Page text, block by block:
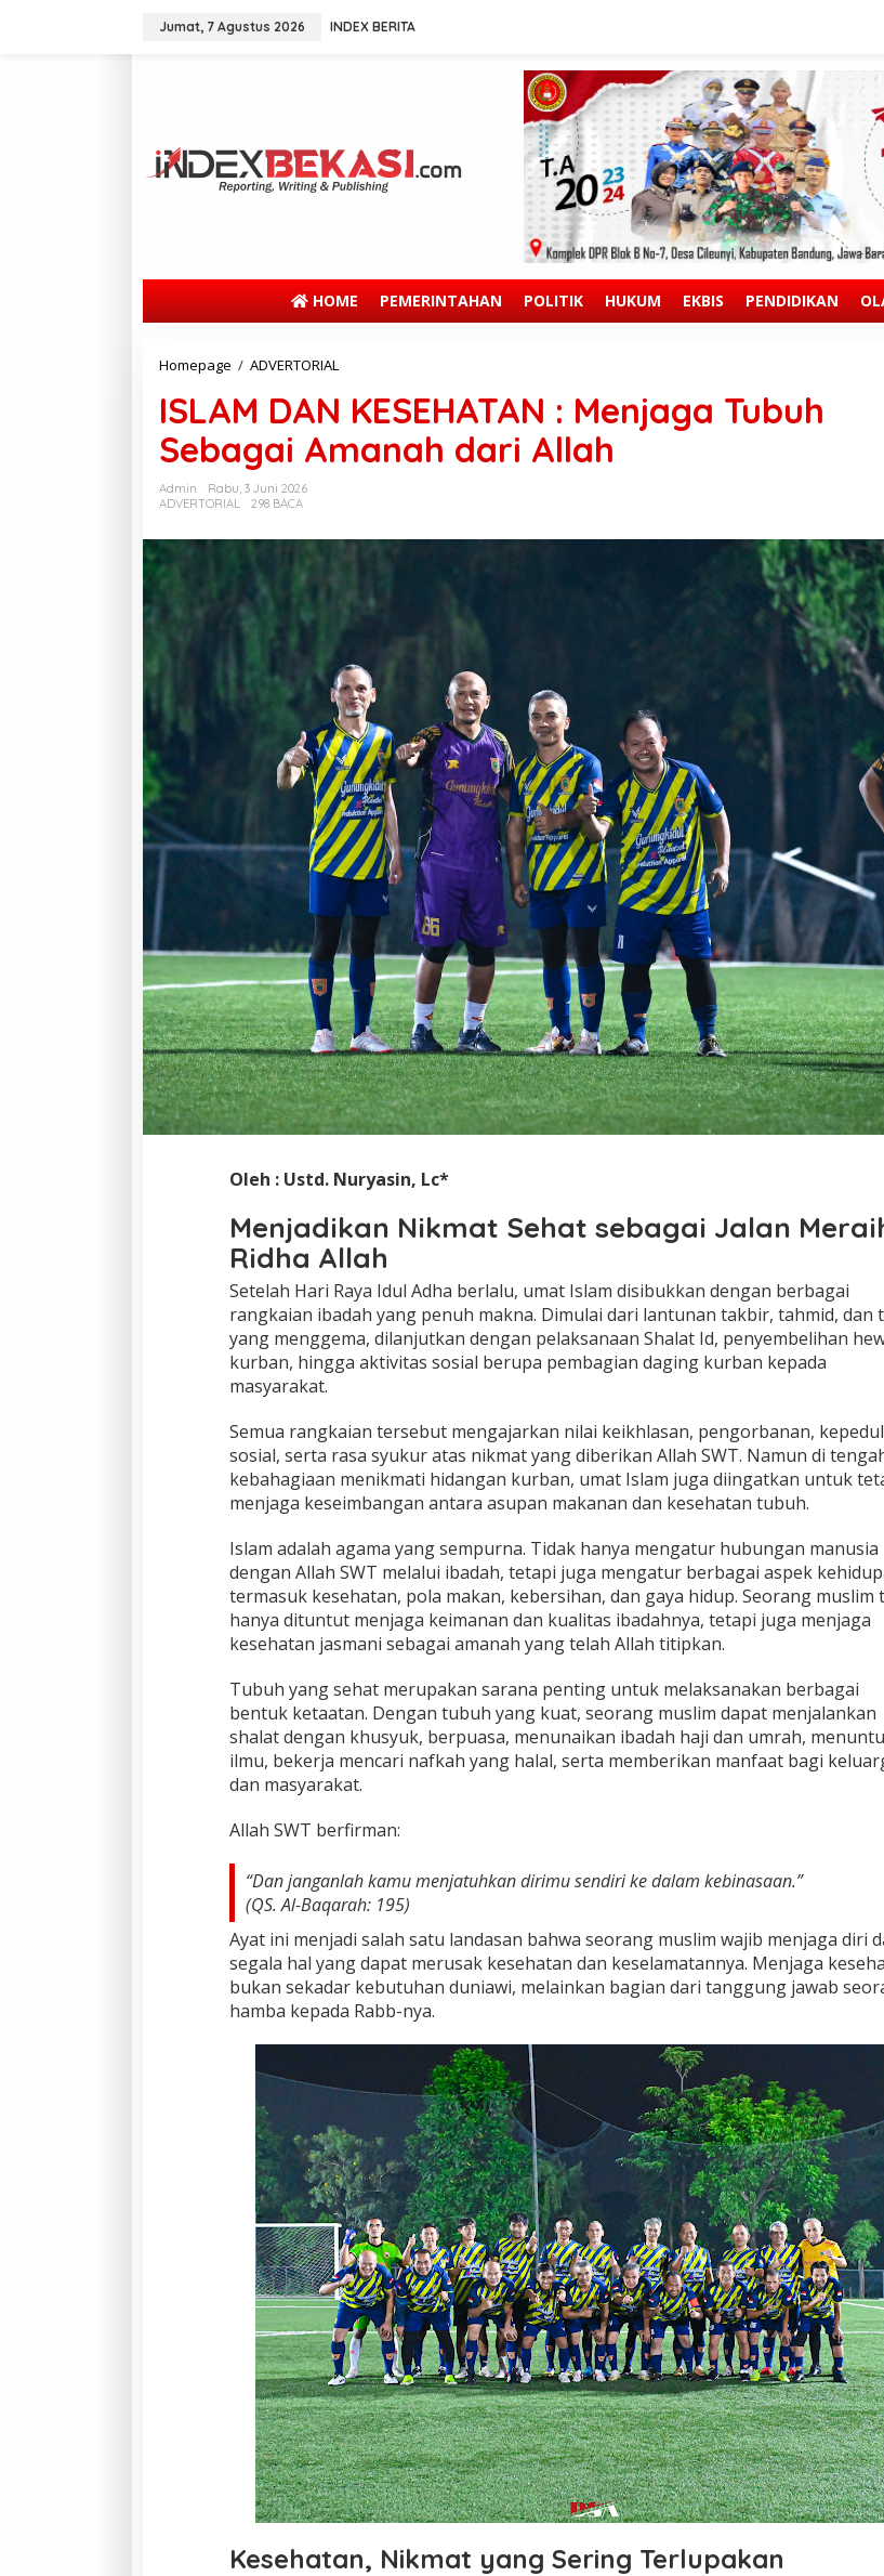
Jumat, 7 Agustus 2026 INDEX BERITA
HOME PEMERINTAHAN POLITIK HUKUM EKBIS PENDIDIKAN
Homepage / ADVERTORIAL
ISLAM DAN KESEHATAN : Menjaga Tubuh
Sebagai Amanah dari Allah
Admin
Rabu, 3 Juni 2026
ADVERTORIAL
298 BACA
Oleh : Ustd. Nuryasin, Lc*
Menjadikan Nikmat Sehat sebagai Jalan
Ridha Allah
Setelah Hari Raya Idul Adha berlalu, umat Islam disibukkan dengan berbagai
rangkaian ibadah yang penuh makna. Dimulai dari lantunan takbir, tahmid, dan
yang menggema, dilanjutkan dengan pelaksanaan Shalat Id, penyembelihan
kurban, hingga aktivitas sosial berupa pembagian daging kurban kepada
masyarakat.
Semua rangkaian tersebut mengajarkan nilai keikhlasan, pengorbanan,
sosial, serta rasa syukur atas nikmat yang diberikan Allah SWT. Namun di
kebahagiaan menikmati hidangan kurban, umat Islam juga diingatkan untuk
menjaga keseimbangan antara asupan makanan dan kesehatan tubuh.
Islam adalah agama yang sempurna. Tidak hanya mengatur hubungan manusia
dengan Allah SWT melalui ibadah, tetapi juga mengatur berbagai aspek
termasuk kesehatan, pola makan, kebersihan, dan gaya hidup. Seorang muslim
hanya dituntut menjaga keimanan dan kualitas ibadahnya, tetapi juga menjaga
kesehatan jasmani sebagai amanah yang telah Allah titipkan.
Tubuh yang sehat merupakan sarana penting untuk melaksanakan berbagai
bentuk ketaatan. Dengan tubuh yang kuat, seorang muslim dapat menjalankan
shalat dengan khusyuk, berpuasa, menunaikan ibadah haji dan umrah,
ilmu, bekerja mencari nafkah yang halal, serta memberikan manfaat bagi
dan masyarakat.
Allah SWT berfirman:
“Dan janganlah kamu menjatuhkan dirimu sendiri ke dalam kebinasaan.”
(QS. Al-Baqarah: 195)
Ayat ini menjadi salah satu landasan bahwa seorang muslim wajib menjaga diri
segala hal yang dapat merusak kesehatan dan keselamatannya. Menjaga
bukan sekadar kebutuhan duniawi, melainkan bagian dari tanggung jawab
hamba kepada Rabb-nya.
Kesehatan, Nikmat yang Sering Terlupakan